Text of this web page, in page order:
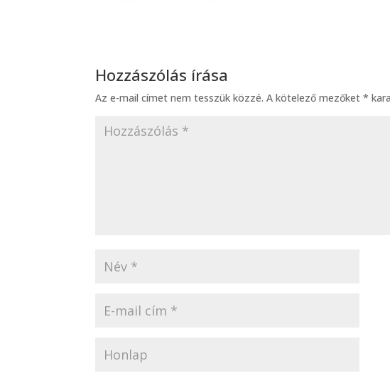
Hozzászólás írása
Az e-mail címet nem tesszük közzé. A kötelező mezőket*